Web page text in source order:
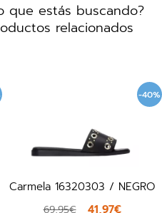
que estás buscando?
relacionados
-40%
Carmela 16320303 / NEGRO
69,95€ 41,97€